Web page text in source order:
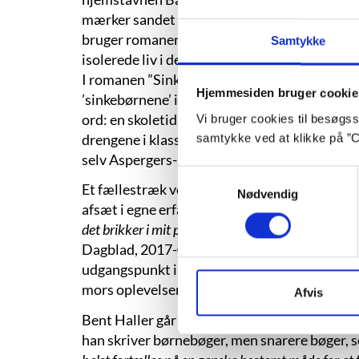
Samtykke
Hjemmesiden bruger
Vi bruger cookies til
samtykke ved at klikke på
Nødvendig
Afvis
mærker sandet piske, men først og
bruger romanen ”Sprækker” naturen som
isolerede liv i den vilde natur.
I romanen ”Sinkeklassen” er Bent Haller
’sinkebørnene’ i specialklassen, der af
ord: en skoletid mod alle odds, men som
drengene i klassen og beskriver deres
selv Aspergers-syndrom og befandt sig med
Et fællestræk ved flere af Bent Hallers bøger
afsæt i egne erfaringer:
”På en eller anden
det brikker i mit puslespil,”
siger han (Tine
Dagblad, 2017-04-21). I et interview til
udgangspunkt i sin opvækst, barndom og
mors oplevelser under og efter Anden
Bent Haller går ikke så meget op i genrer.
han skriver børnebøger, men snarere bøger,